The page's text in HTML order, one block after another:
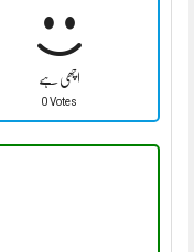
اچھی ہے
0 Votes